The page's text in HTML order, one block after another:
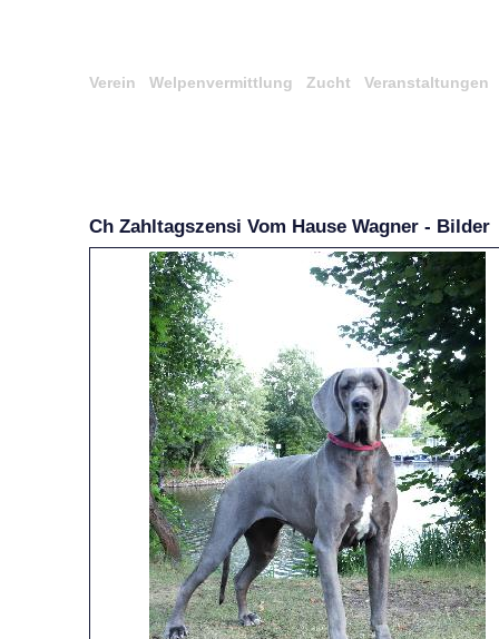
Verein Welpenvermittlung Zucht Veranstaltungen
Ch Zahltagszensi Vom Hause Wagner - Bilder